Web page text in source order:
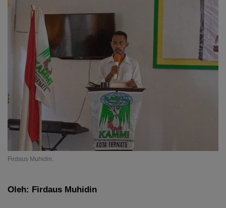
Firdaus Muhidin.
Oleh: Firdaus Muhidin